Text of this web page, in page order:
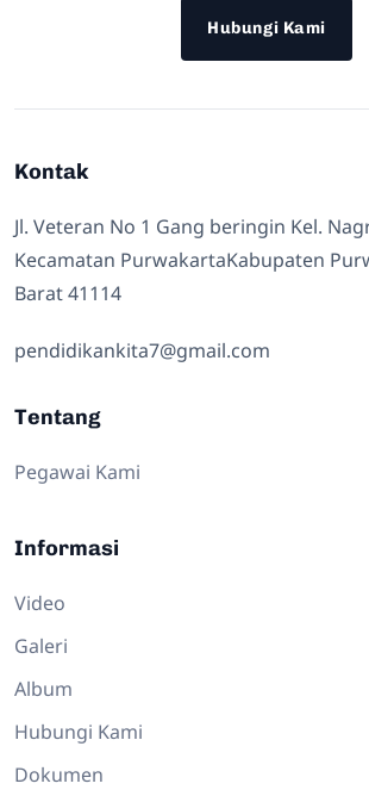
Hubungi Kami
Kontak
Jl. Veteran No 1 Gang beringin Kel.
Kecamatan PurwakartaKabupaten
Barat 41114
pendidikankita7@gmail.com
Tentang
Pegawai Kami
Informasi
Video
Galeri
Album
Hubungi Kami
Dokumen